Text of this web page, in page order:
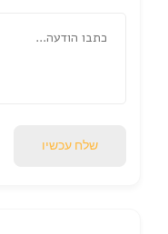
שלח עכשיו